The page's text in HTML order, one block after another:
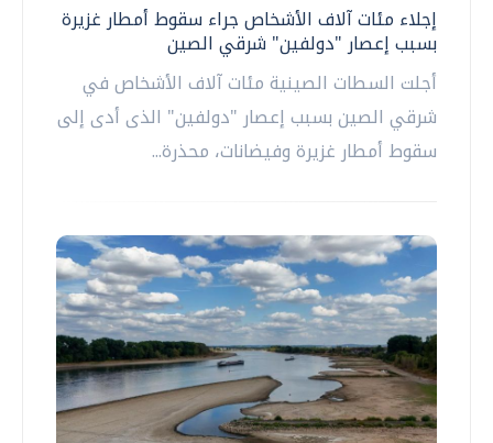
إجلاء مئات آلاف الأشخاص جراء سقوط أمطار غزيرة
بسبب إعصار "دولفين" شرقي الصين
أجلت السطات الصينية مئات آلاف الأشخاص في
شرقي الصين بسبب إعصار "دولفين" الذى أدى إلى
سقوط أمطار غزيرة وفيضانات، محذرة...